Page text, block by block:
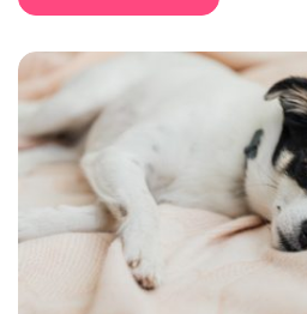
Erken teşhis, köpeğinizin
önemlidir.